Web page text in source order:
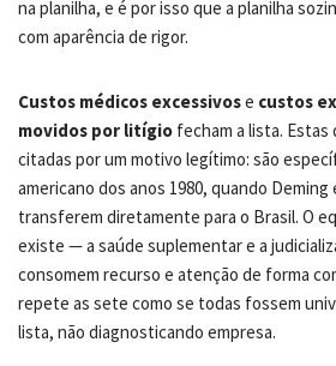
na planilha, e é por isso que a planilha
com aparência de rigor.
Custos médicos excessivose custos
movidos por litígio fecham a lista. Estas
citadas por um motivo legítimo: são
americano dos anos 1980, quando Deming
transferem diretamente para o Brasil. O
existe — a saúde suplementar e a
consomem recurso e atenção de forma
repete as sete como se todas fossem
lista, não diagnosticando empresa.